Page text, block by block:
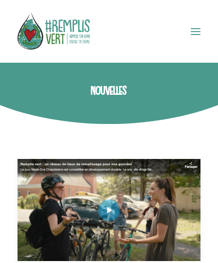
TROUVER UN POINT D’EAU
Accueil
Médias
Contact
Panier
Nouvelles